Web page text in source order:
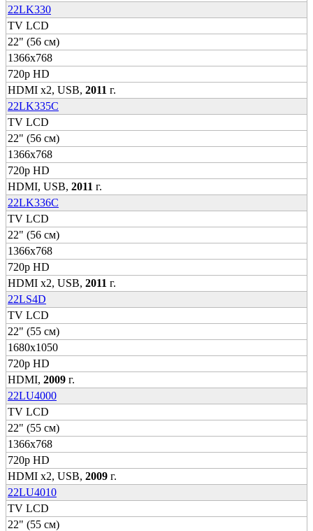
22LK330
TV LCD
22" (56 см)
1366x768
720p HD
HDMI x2, USB, 2011 г.
22LK335C
TV LCD
22" (56 см)
1366x768
720p HD
HDMI, USB, 2011 г.
22LK336C
TV LCD
22" (56 см)
1366x768
720p HD
HDMI x2, USB, 2011 г.
22LS4D
TV LCD
22" (55 см)
1680x1050
720p HD
HDMI, 2009 г.
22LU4000
TV LCD
22" (55 см)
1366x768
720p HD
HDMI x2, USB, 2009 г.
22LU4010
TV LCD
22" (55 см)